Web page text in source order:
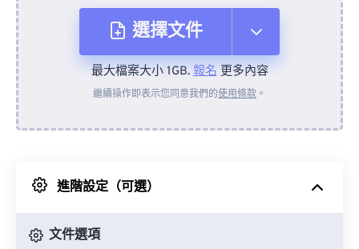
選擇文件
來自裝置
來自 Google 雲端硬碟
最大檔案大小 1GB.報名更多內容
繼續操作即表示您同意我們的使用條款 。
進階設定（可選）
文件選項